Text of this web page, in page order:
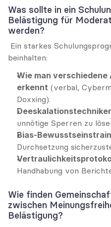
Was sollte in ein
Belästigung für
werden?
beinhalten:
Wie man
erkennt (verbal,
Doxxing).
unnötige Sperren zu
Bias-
Durchsetzung
Handhabung von
Wie finden
zwischen
Belästigung?